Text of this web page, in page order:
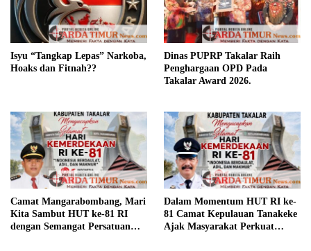
Isyu “Tangkap Lepas” Narkoba,
Hoaks dan Fitnah??
Dinas PUPRP Takalar Raih
Penghargaan OPD Pada
Takalar Award 2026.
Camat Mangarabombang, Mari
Kita Sambut HUT ke-81 RI
dengan Semangat Persatuan
Dalam Momentum HUT RI ke-
81 Camat Kepulauan Tanakeke
Ajak Masyarakat Perkuat